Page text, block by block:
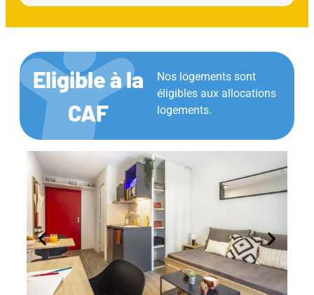
Eligible à la
CAF
Nos logements sont
éligibles aux allocations
logements.